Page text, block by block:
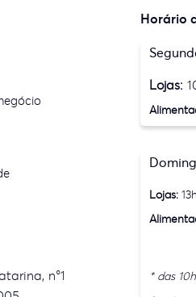
n°1
Horário
Lojas:
Lojas:
* das